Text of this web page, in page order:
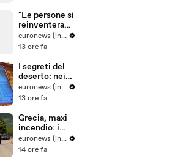
in Europa
"Le persone si
reinventerann
o": il sarto
portoghese
tradizione
degli abiti su
misura
euronews (in Italiano)
13 ore fa
I segreti del
deserto: nei
paesaggi
antichi e nelle
dell'Uzbekista
n
euronews (in Italiano)
13 ore fa
Grecia, maxi
incendio: i
vigili del
fuoco
euronews (in Italiano)
14 ore fa